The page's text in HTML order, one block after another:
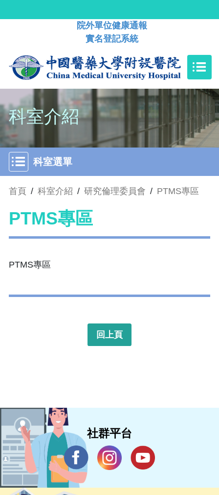
院外單位健康通報
實名登記系統
科室介紹
科室選單
首頁 / 科室介紹 / 研究倫理委員會 / PTMS專區
PTMS專區
PTMS專區
回上頁
社群平台